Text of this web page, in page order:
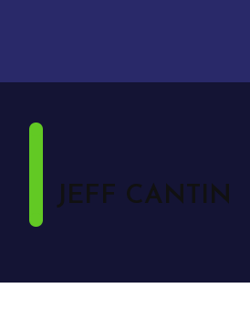
JEFF CANTIN